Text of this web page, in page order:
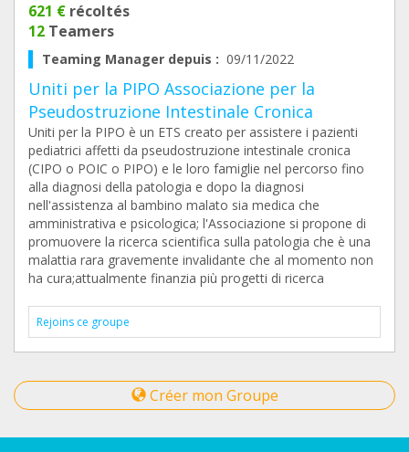
621 € récoltés
12 Teamers
Teaming Manager depuis : 09/11/2022
Uniti per la PIPO Associazione per la
Pseudostruzione Intestinale Cronica
Uniti per la PIPO è un ETS creato per assistere i pazienti
pediatrici affetti da pseudostruzione intestinale cronica
(CIPO o POIC o PIPO) e le loro famiglie nel percorso fino
alla diagnosi della patologia e dopo la diagnosi
nell'assistenza al bambino malato sia medica che
amministrativa e psicologica; l'Associazione si propone di
promuovere la ricerca scientifica sulla patologia che è una
malattia rara gravemente invalidante che al momento non
ha cura;attualmente finanzia più progetti di ricerca
Rejoins ce groupe
Créer mon Groupe